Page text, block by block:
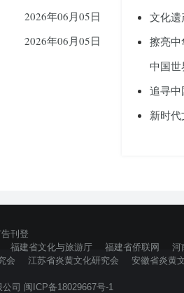
2026年06月05日
2026年06月05日
文化
擦亮
中国
追寻中
新时
刊登
福建省文化与旅游厅 福建省侨联网 河
会
江苏省炎黄文化研究会 安徽省炎黄
司 闽ICP备18029667号-1